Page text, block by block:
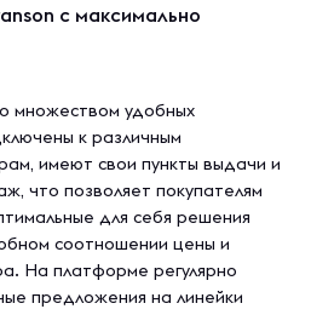
с максимально
множеством удобных
к различным
имеют свои пункты выдачи и
что позволяет покупателям
для себя решения
соотношении цены и
На платформе регулярно
предложения на линейки